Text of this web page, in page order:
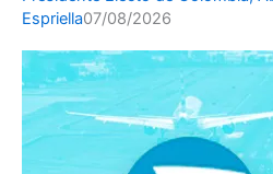
Espriella07/08/2026